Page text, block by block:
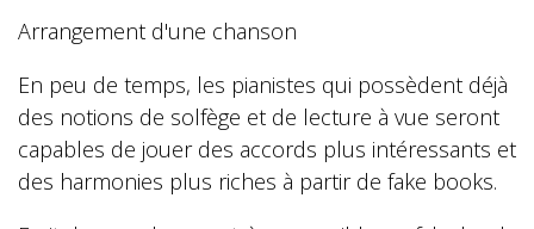
Arrangement d'une chanson
En peu de temps, les pianistes qui possèdent déjà
des notions de solfège et de lecture à vue seront
capables de jouer des accords plus intéressants et
des harmonies plus riches à partir de fake books.